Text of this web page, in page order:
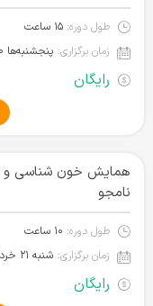
طول دوره: ۱۵ ساعت
زمان برگزاری:
رایگان
نامجو
طول دوره: ۱۰ ساعت
زمان برگزاری: شنبه ۲۱ خرداد ۱۴۰۱‌ ساعت ۱۰:۰۰
رایگان